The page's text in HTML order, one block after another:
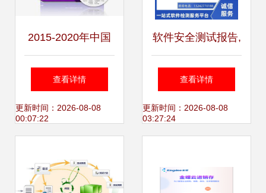
2015-2020年中国
邮件服务器软件企
业IPO上市指导研
查看详情
更新时间：2026-08-08
00:07:22
软件安全测试报告,
咨
询:13242770188,
查看详情
更新时间：2026-08-08
03:27:24